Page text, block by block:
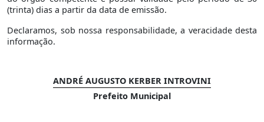
(trinta) dias a partir da data de emissão.
Declaramos, sob nossa responsabilidade, a veracidade desta
informação.
ANDRÉ AUGUSTO KERBER INTROVINI
Prefeito Municipal